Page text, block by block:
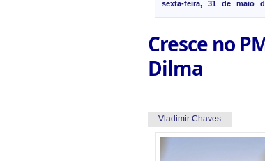
sexta-feira, 31 de maio
Cresce no
Dilma
Vladimir Chaves